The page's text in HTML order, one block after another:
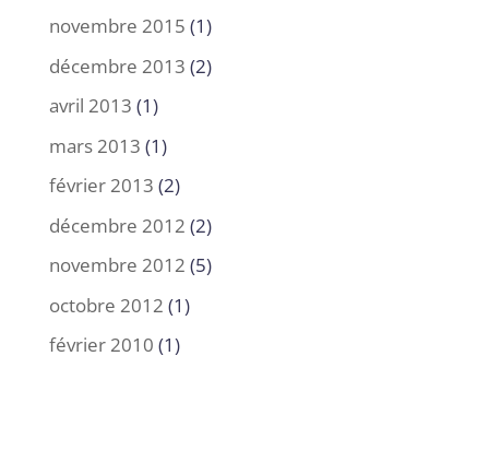
novembre 2015 (1)
décembre 2013 (2)
avril 2013 (1)
mars 2013 (1)
février 2013 (2)
décembre 2012 (2)
novembre 2012 (5)
octobre 2012 (1)
février 2010 (1)